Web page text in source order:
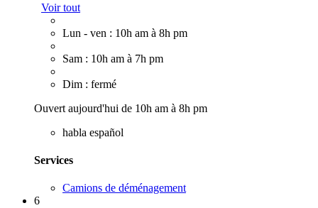
Voir tout
Lun - ven : 10h am à 8h pm
Sam : 10h am à 7h pm
Dim : fermé
Ouvert aujourd'hui de 10h am à 8h pm
habla español
Services
Camions de déménagement
6